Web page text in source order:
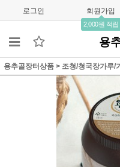
로그인 회원가입
2,000원 적립
용
용추골장터상품 > 조청/청국장가루/